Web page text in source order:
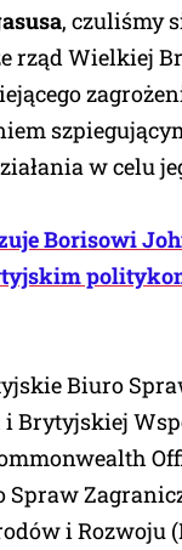
, czuliśmy
rząd Wielkiej
w celu
Borisowi
Biuro
Brytyjskiej
Spraw
i Rozwoju